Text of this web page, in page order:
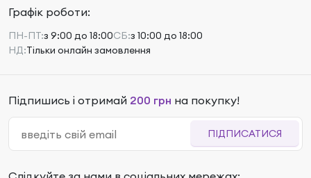
Графік роботи:
ПН-ПТ:з 9:00 до 18:00СБ:з 10:00 до 18:00
НД:Тільки онлайн замовлення
Підпишись і отримай 200 грн на покупку!
ПІДПИСАТИСЯ